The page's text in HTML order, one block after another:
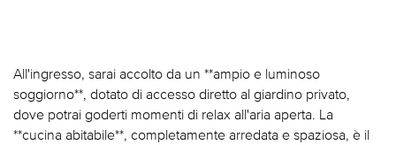
All'ingresso, sarai accolto da un **ampio e luminoso
soggiorno**, dotato di accesso diretto al giardino privato,
dove potrai goderti momenti di relax all'aria aperta. La
**cucina abitabile**, completamente arredata e spaziosa, è il